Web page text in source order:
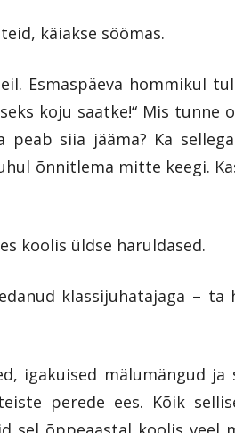
käiakse söömas.
Esmaspäeva hommikul
koju saatke!“ Mis
siia jääma? Ka
õnnitlema mitte keegi.
koolis üldse haruldased.
klassijuhatajaga – ta
igakuised mälumängud ja
perede ees. Kõik